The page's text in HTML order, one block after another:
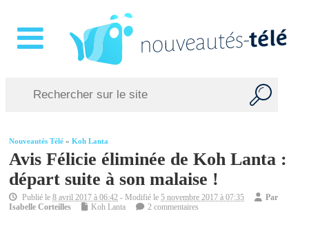
Nouveautés Télé »Koh Lanta
Avis Félicie éliminée de Koh Lanta :
départ suite à son malaise !
Publié le8 avril 2017 à 06:42 - Modifié le5 novembre 2017 à 07:35
Par
Isabelle Corteilles
Koh Lanta 2 commentaires